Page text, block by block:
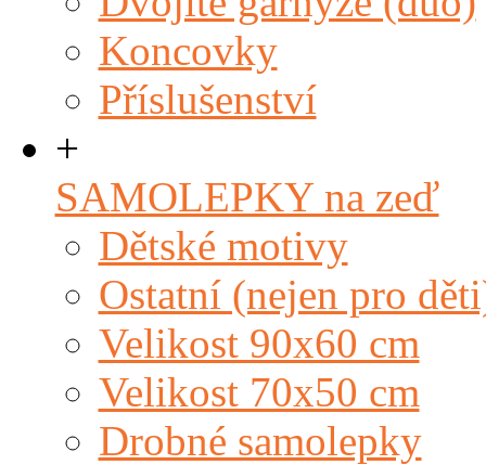
Koncovky
Příslušenství
+
SAMOLEPKY na zeď
Dětské motivy
Ostatní (nejen pro
Velikost 90x60 cm
Velikost 70x50 cm
Drobné samolepky